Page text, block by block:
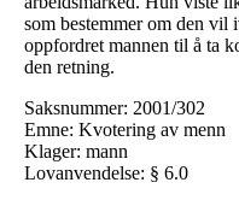
som bestemmer om den vil
oppfordret mannen til å ta
den retning.
Saksnummer: 2001/302
Emne: Kvotering av menn
Klager: mann
Lovanvendelse: § 6.0